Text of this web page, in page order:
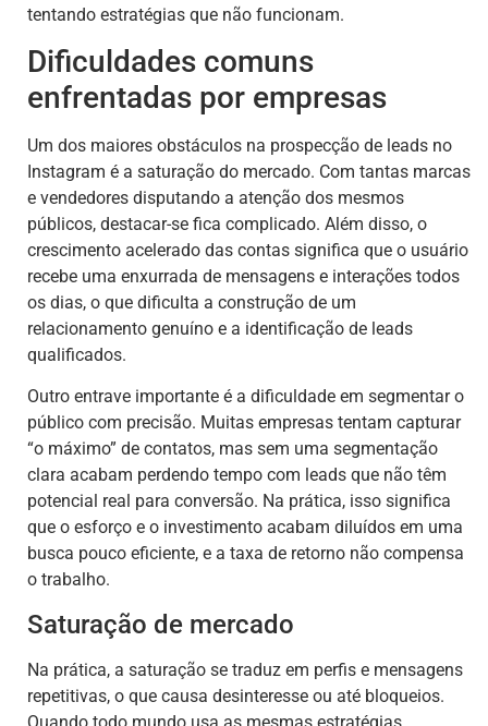
tentando estratégias que não funcionam.
Dificuldades comuns
enfrentadas por empresas
Um dos maiores obstáculos na prospecção de leads no
Instagram é a saturação do mercado. Com tantas marcas
e vendedores disputando a atenção dos mesmos
públicos, destacar-se fica complicado. Além disso, o
crescimento acelerado das contas significa que o usuário
recebe uma enxurrada de mensagens e interações todos
os dias, o que dificulta a construção de um
relacionamento genuíno e a identificação de leads
qualificados.
Outro entrave importante é a dificuldade em segmentar o
público com precisão. Muitas empresas tentam capturar
“o máximo” de contatos, mas sem uma segmentação
clara acabam perdendo tempo com leads que não têm
potencial real para conversão. Na prática, isso significa
que o esforço e o investimento acabam diluídos em uma
busca pouco eficiente, e a taxa de retorno não compensa
o trabalho.
Saturação de mercado
Na prática, a saturação se traduz em perfis e mensagens
repetitivas, o que causa desinteresse ou até bloqueios.
Quando todo mundo usa as mesmas estratégias